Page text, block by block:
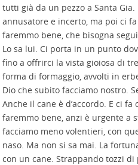
tutti già da un pezzo a Santa Gia.
annusatore e incerto, ma poi ci
faremmo bene, che bisogna
Lo sa lui. Ci porta in un punto
fino a offrirci la vista gioiosa di
forma di formaggio, avvolti in
Dio che subito facciamo nostro.
Anche il cane è d’accordo. E ci
faremmo bene, anzi è urgente a
facciamo meno volentieri, con
naso. Ma non si sa mai. La
con un cane. Strappando tozzi di